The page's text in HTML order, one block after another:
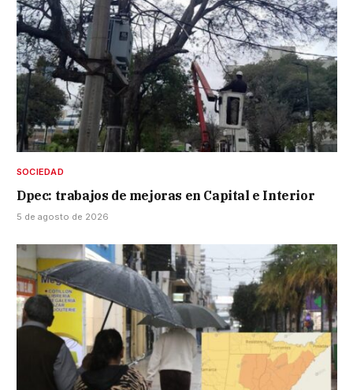
SOCIEDAD
Dpec: trabajos de mejoras en Capital e Interior
5 de agosto de 2026